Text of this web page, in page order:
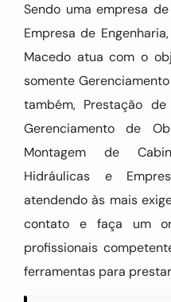
Sendo uma empresa
Empresa de
Macedo atua com o
somente
também, Prestação de
Gerenciamento de
Montagem de
Hidráulicas e
atendendo às mais
contato e faça um
profissionais
ferramentas para